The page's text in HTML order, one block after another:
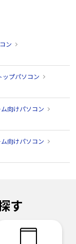
ン
ップパソコン
向けパソコン
向けパソコン
す